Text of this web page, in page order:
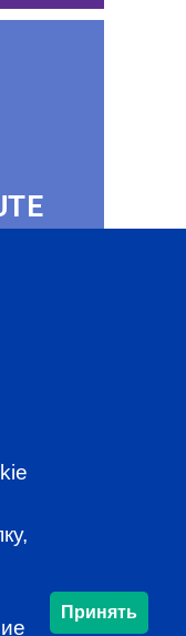
about all
(Россия) не
Принять